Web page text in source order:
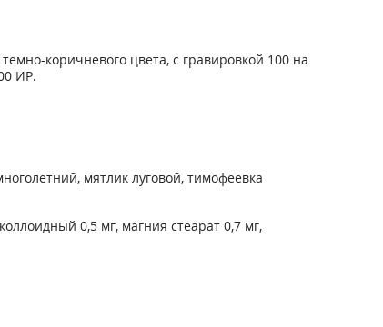
коричневого цвета, с гравировкой 100 на
ИР.
мятлик луговой, тимофеевка
0,5 мг, магния стеарат 0,7 мг,